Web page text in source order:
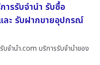
รรับจำนำ รับซื้อ
ละ รับฝากขายอุปกรณ์
จํานํา.com บริการรับจำนำของ